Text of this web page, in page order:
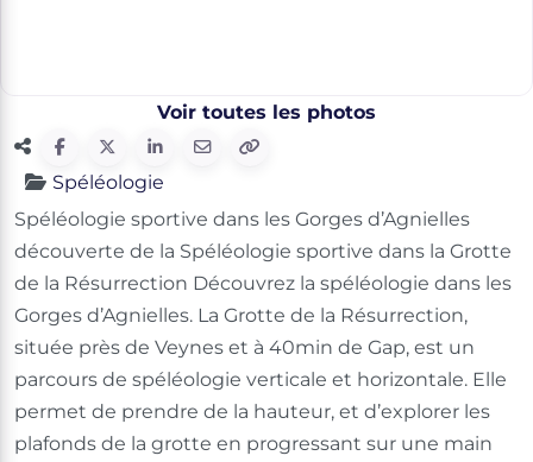
Voir toutes les photos
Spéléologie
Spéléologie sportive dans les Gorges d’Agnielles
découverte de la Spéléologie sportive dans la Grotte
de la Résurrection Découvrez la spéléologie dans les
Gorges d’Agnielles. La Grotte de la Résurrection,
située près de Veynes et à 40min de Gap, est un
parcours de spéléologie verticale et horizontale. Elle
permet de prendre de la hauteur, et d’explorer les
plafonds de la grotte en progressant sur une main